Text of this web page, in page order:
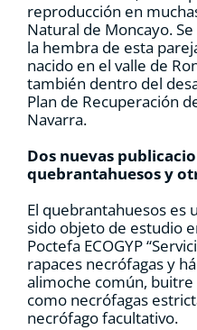
reproducción en
Natural de Moncayo.
la hembra de esta
nacido en el valle de
también dentro del
Plan de Recuperación
Navarra.
Dos nuevas
quebrantahuesos y
El quebrantahuesos es
sido objeto de estudio
Poctefa ECOGYP
rapaces necrófagas y
alimoche común,
como necrófagas
necrófago facultativo.